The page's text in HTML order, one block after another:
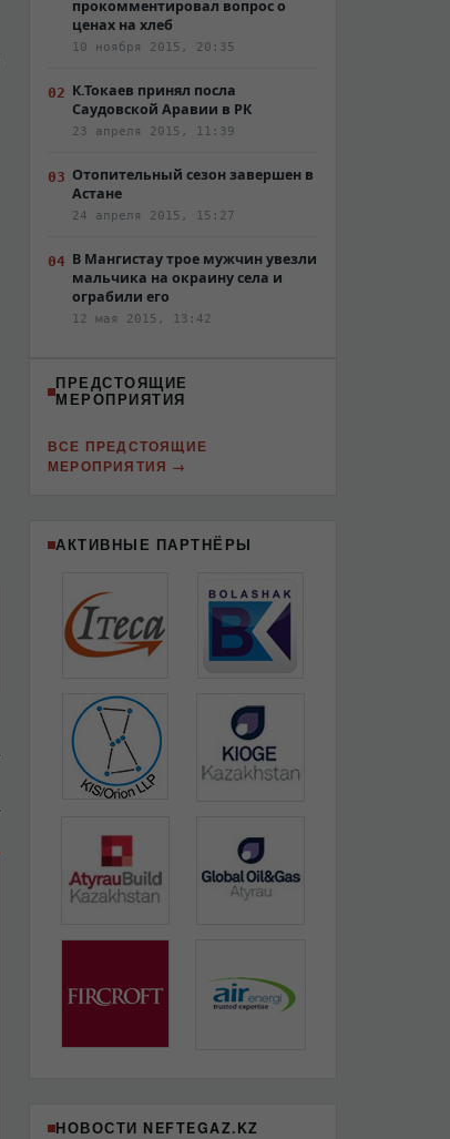
прокомментировал вопрос о
ценах на хлеб
10 ноября 2015, 20:35
К.Токаев принял посла
Саудовской Аравии в РК
23 апреля 2015, 11:39
Отопительный сезон завершен в
Астане
24 апреля 2015, 15:27
В Мангистау трое мужчин увезли
мальчика на окраину села и
ограбили его
12 мая 2015, 13:42
ПРЕДСТОЯЩИЕ
МЕРОПРИЯТИЯ
ВСЕ ПРЕДСТОЯЩИЕ
МЕРОПРИЯТИЯ
АКТИВНЫЕ ПАРТНЁРЫ
НОВОСТИ NEFTEGAZ.KZ